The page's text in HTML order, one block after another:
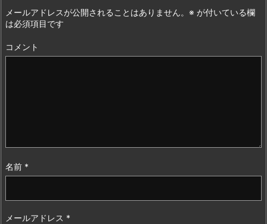
メールアドレスが公開されることはありません。 ※ が付いている欄
は必須項目です
コメント
名前 *
メールアドレス *